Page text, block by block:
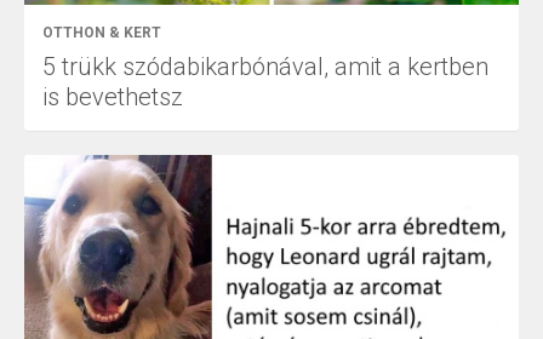
OTTHON & KERT
5 trükk szódabikarbónával, amit a kertben
is bevethetsz